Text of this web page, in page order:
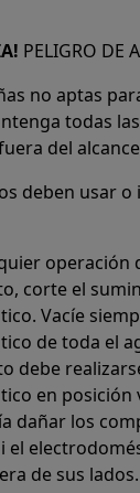
PELIGRO DE
no aptas
todas
del
deben usar o
operación
corte el
Vacíe
de toda el
debe
en posición
dañar los
el
de sus lados.